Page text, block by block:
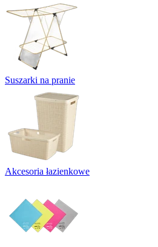
Suszarki na pranie
Akcesoria łazienkowe